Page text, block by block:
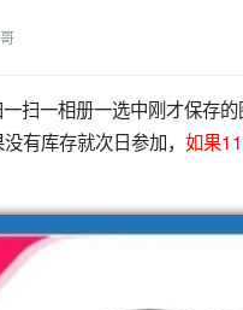
扫一相册一选中刚才保存
有库存就次日参加， 如果